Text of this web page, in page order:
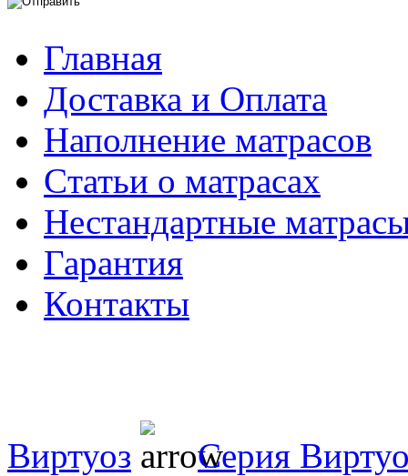
Главная
Доставка и Оплата
Наполнение матрасов
Cтатьи о матрасах
Нестандартные
Гарантия
Контакты
Виртуоз
Серия